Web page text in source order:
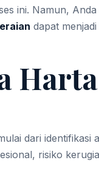
ini. Namun,
dapat
dari identifikasi
risiko